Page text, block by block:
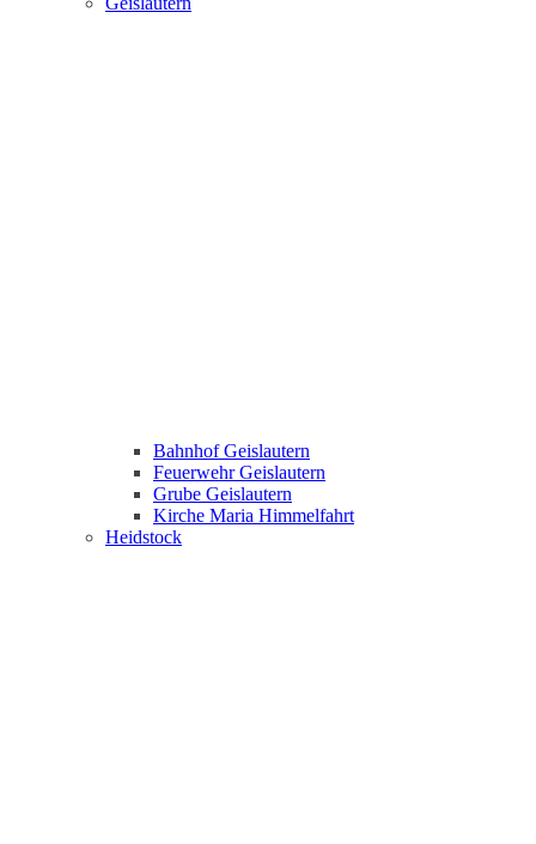
Bahnhof Geislautern
Feuerwehr Geislautern
Grube Geislautern
Kirche Maria Himmelfahrt
Heidstock